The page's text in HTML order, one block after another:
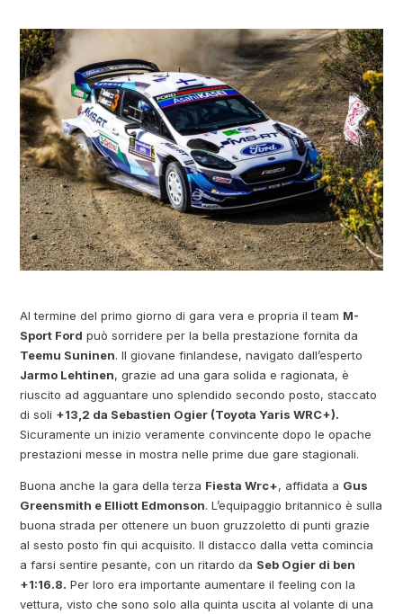
Al termine del primo giorno di gara vera e propria il team M-
Sport Ford può sorridere per la bella prestazione fornita da
Teemu Suninen. Il giovane finlandese, navigato dall’esperto
Jarmo Lehtinen, grazie ad una gara solida e ragionata, è
riuscito ad agguantare uno splendido secondo posto, staccato
di soli +13,2 da Sebastien Ogier (Toyota Yaris WRC+).
Sicuramente un inizio veramente convincente dopo le opache
prestazioni messe in mostra nelle prime due gare stagionali.
Buona anche la gara della terza Fiesta Wrc+, affidata a Gus
Greensmith e Elliott Edmonson. L’equipaggio britannico è sulla
buona strada per ottenere un buon gruzzoletto di punti grazie
al sesto posto fin qui acquisito. Il distacco dalla vetta comincia
a farsi sentire pesante, con un ritardo da Seb Ogier di ben
+1:16.8. Per loro era importante aumentare il feeling con la
vettura, visto che sono solo alla quinta uscita al volante di una